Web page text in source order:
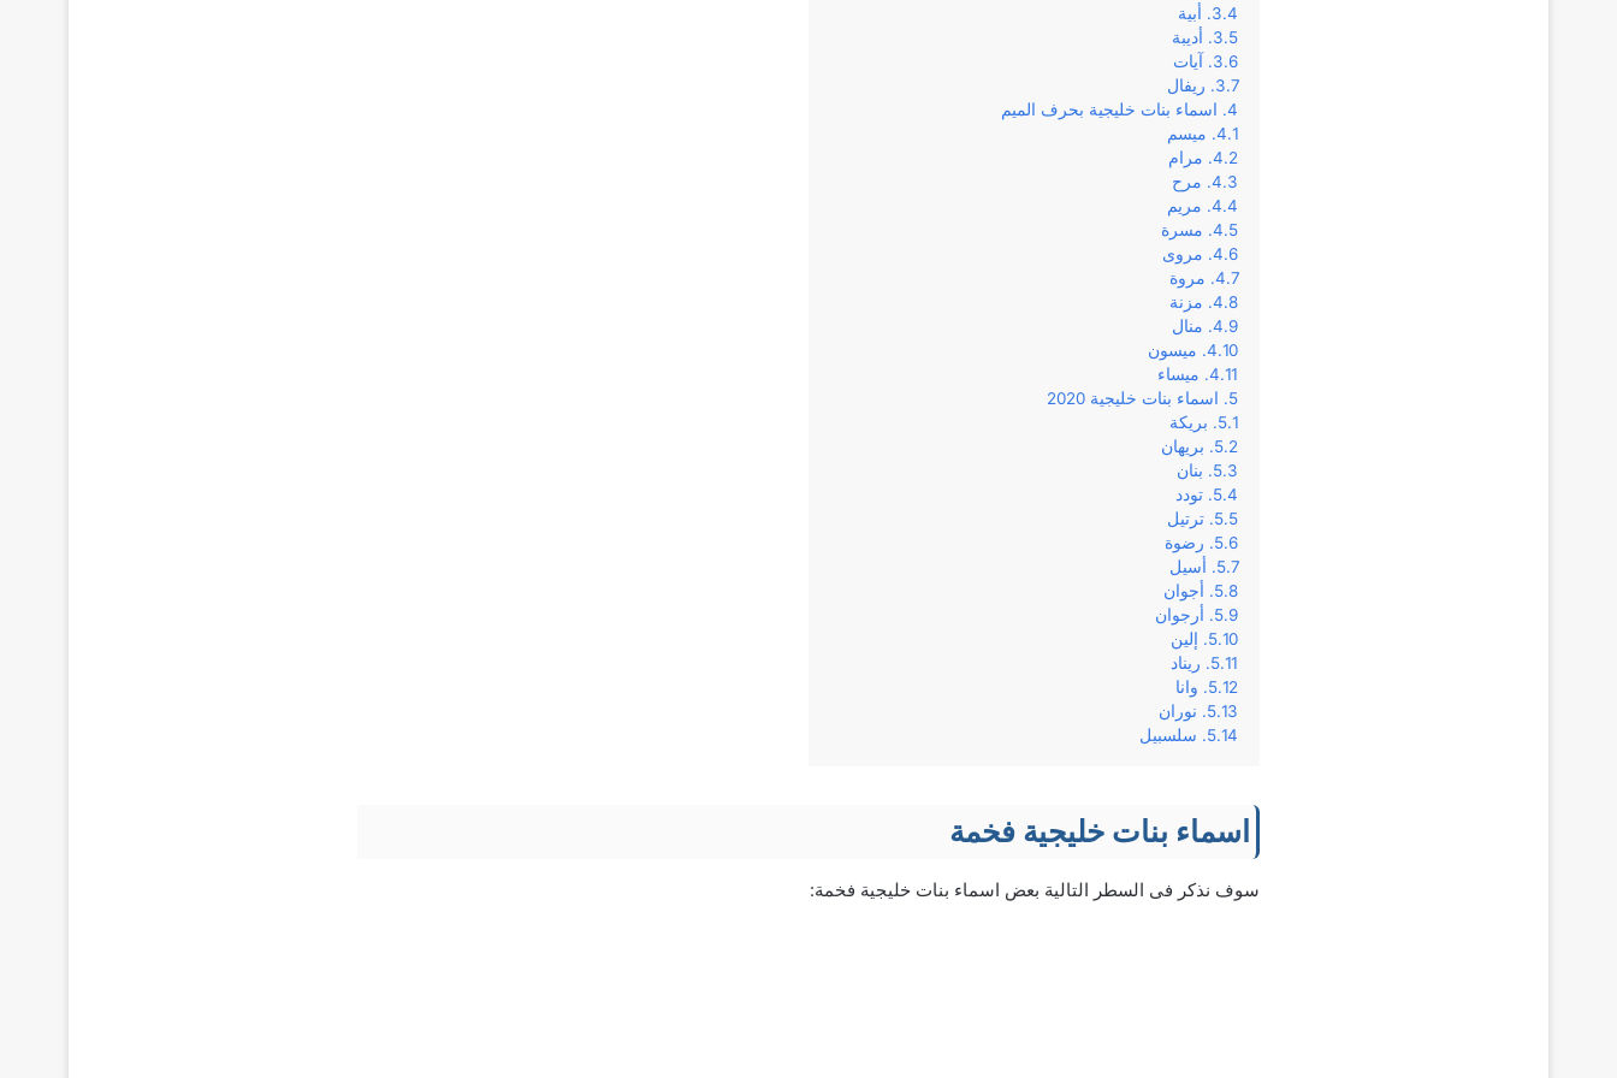
أبية
أديبة
آيات
ريفال
اسماء بنات خليجية بحرف الميم
ميسم
مرام
مرح
مريم
مسرة
مروى
مروة
مزنة
منال
ميسون
ميساء
اسماء بنات خليجية 2020
بريكة
بريهان
بنان
تودد
ترتيل
رضوة
أسيل
أجوان
أرجوان
إلين
ريناد
وانا
نوران
سلسبيل
اسماء بنات خليجية فخمة
سوف نذكر فى السطر التالية بعض اسماء بنات خليجية فخمة: